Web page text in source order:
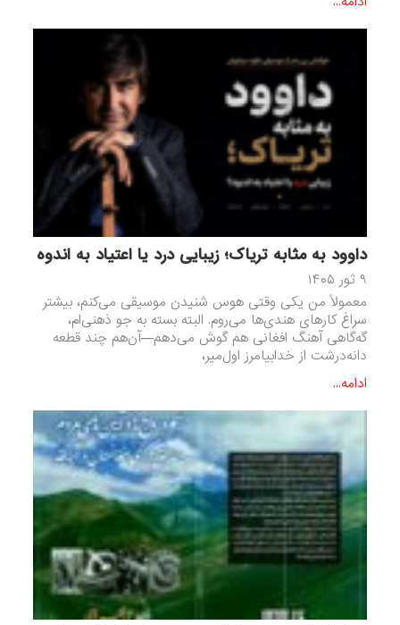
داوود به مثابه تریاک؛ زیبایی درد یا اعتیاد به اندوه
۹ ثور ۱۴۰۵
معمولاً من یکی وقتی هوس شنیدن موسیقی می‌کنم، بیشتر
سراغ کارهای هندی‌ها می‌روم. البته بسته به جو ذهنی‌ام،
گه‌گاهی آهنگ افغانی هم گوش می‌دهم—آن‌هم چند قطعه
دانه‌درشت از خدابیامرز اول‌میر،
ادامه...